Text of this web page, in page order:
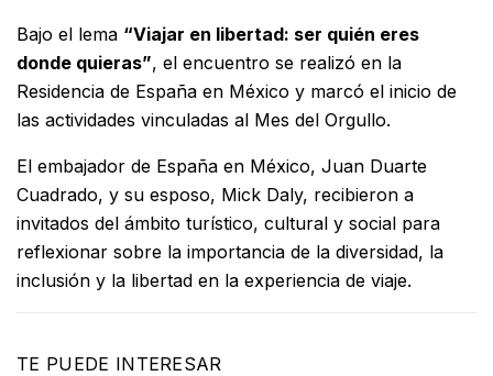
Bajo el lema “Viajar en libertad: ser quién eres
donde quieras”, el encuentro se realizó en la
Residencia de España en México y marcó el inicio de
las actividades vinculadas al Mes del Orgullo.
El embajador de España en México, Juan Duarte
Cuadrado, y su esposo, Mick Daly, recibieron a
invitados del ámbito turístico, cultural y social para
reflexionar sobre la importancia de la diversidad, la
inclusión y la libertad en la experiencia de viaje.
TE PUEDE INTERESAR